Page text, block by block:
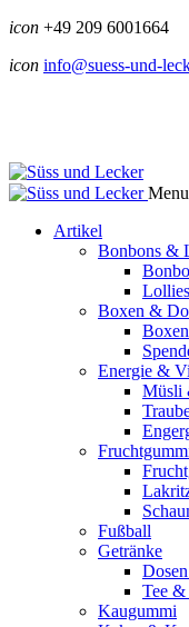
icon +49 209 6001664
icon info@suess-und-
Artikel
Bonbons &
Boxen &
Energie &
Müsli
Fußball
Getränke
Tee
Kaugummi